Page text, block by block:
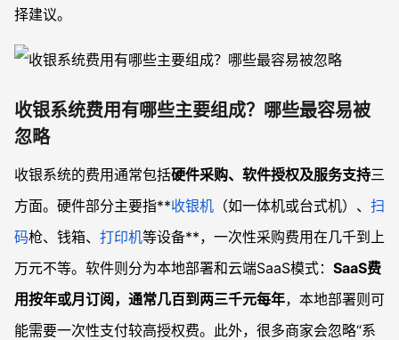
择建议。
收银系统费用有哪些主要组成？哪些最容易被
忽略
收银系统的费用通常包括硬件采购、软件授权及服务支持三
方面。硬件部分主要指**收银机 （如一体机或台式机）、 扫
码枪、钱箱、 打印机等设备**，一次性采购费用在几千到上
万元不等。软件则分为本地部署和云端SaaS模式： SaaS费
用按年或月订阅，通常几百到两三千元每年，本地部署则可
能需要一次性支付较高授权费。此外，很多商家会忽略“系